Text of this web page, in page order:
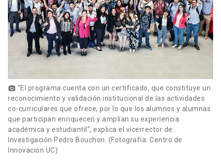
photo_camera “El programa cuenta con un certificado, que constituye un
reconocimiento y validación institucional de las actividades
co-curriculares que ofrece, por lo que los alumnos y alumnas
que participan enriquecen y amplían su experiencia
académica y estudiantil", explica el vicerrector de
Investigación Pedro Bouchon. (Fotografía: Centro de
Innovación UC)